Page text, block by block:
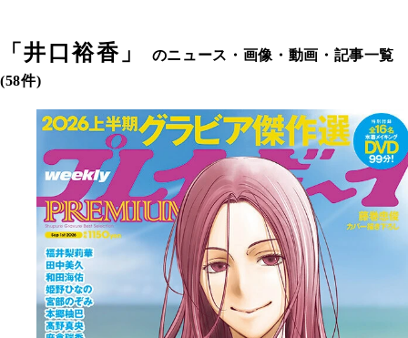
「井口裕香 」
のニュース・画像・動画・記事一覧
(58件)